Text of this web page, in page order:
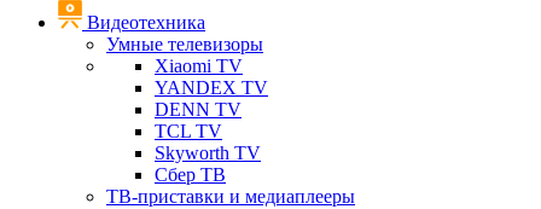
Видеотехника
Умные телевизоры
Xiaomi TV
YANDEX TV
DENN TV
TCL TV
Skyworth TV
Сбер ТВ
ТВ-приставки и медиаплееры